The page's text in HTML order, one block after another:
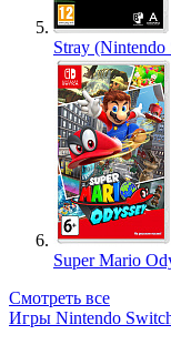
Stray (Nintendo
Super Mario
Смотреть все
Игры Nintendo